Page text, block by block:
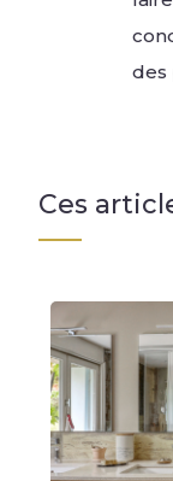
des
Ces